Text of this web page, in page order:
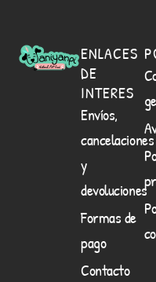
ENLACES
DE
INTERES
Envíos,
cancelaciones
y
devoluciones
Formas de
pago
Contacto